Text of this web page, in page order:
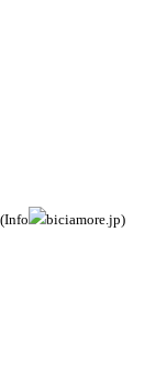
biciamore.jp)